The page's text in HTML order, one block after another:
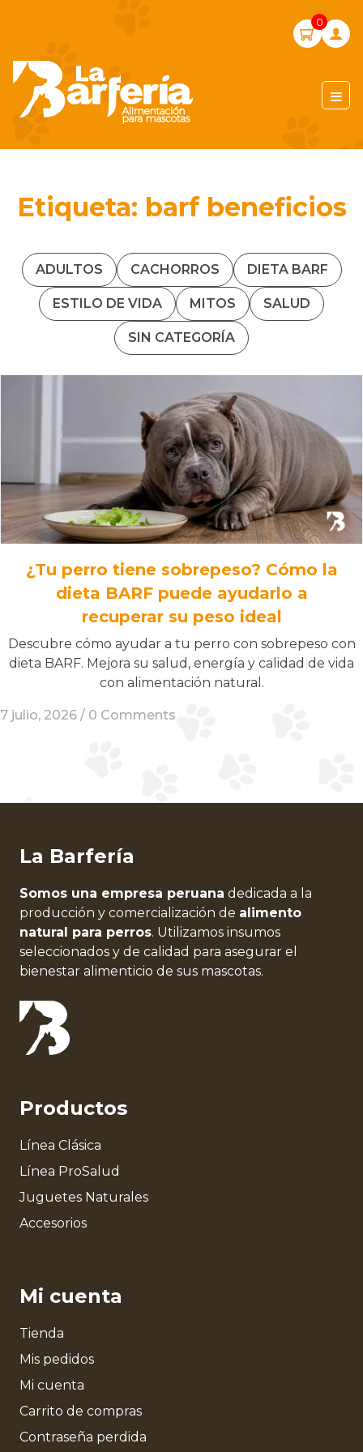
LA BARFERIA PERÚ
0
Etiqueta: barf beneficios
ADULTOS CACHORROS DIETA BARF
ESTILO DE VIDA MITOS SALUD
SIN CATEGORÍA
¿Tu perro tiene sobrepeso? Cómo la
dieta BARF puede ayudarlo a
recuperar su peso ideal
Descubre cómo ayudar a tu perro con sobrepeso con
dieta BARF. Mejora su salud, energía y calidad de vida
con alimentación natural.
7 julio, 2026 / 0 Comments
La Barfería
Somos una empresa peruana dedicada a la
producción y comercialización de alimento
natural para perros. Utilizamos insumos
seleccionados y de calidad para asegurar el
bienestar alimenticio de sus mascotas.
Productos
Línea Clásica
Línea ProSalud
Juguetes Naturales
Accesorios
Mi cuenta
Tienda
Mis pedidos
Mi cuenta
Carrito de compras
Contraseña perdida